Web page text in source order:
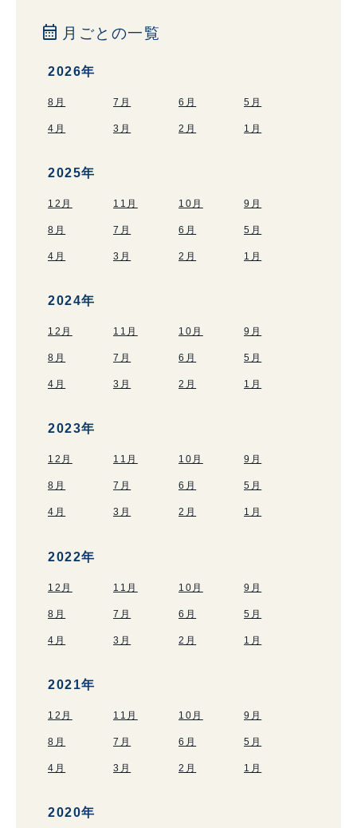
calendar_month 月ごとの一覧
2026年
8月 7月 6月 5月
4月 3月 2月 1月
2025年
12月 11月 10月 9月
8月 7月 6月 5月
4月 3月 2月 1月
2024年
12月 11月 10月 9月
8月 7月 6月 5月
4月 3月 2月 1月
2023年
12月 11月 10月 9月
8月 7月 6月 5月
4月 3月 2月 1月
2022年
12月 11月 10月 9月
8月 7月 6月 5月
4月 3月 2月 1月
2021年
12月 11月 10月 9月
8月 7月 6月 5月
4月 3月 2月 1月
2020年